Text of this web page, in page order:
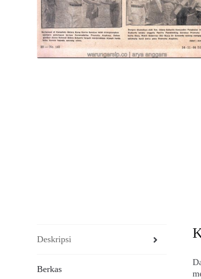
Deskripsi
Berkas